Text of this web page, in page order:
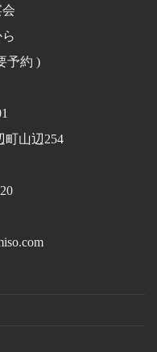
予約 )
町山辺254